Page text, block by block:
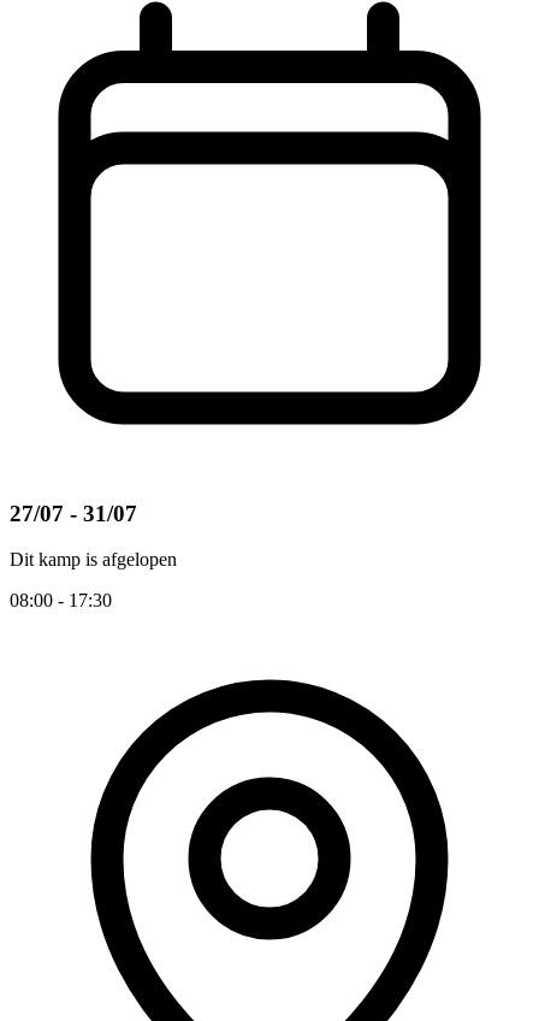
27/07 - 31/07
Dit kamp is afgelopen
08:00 - 17:30